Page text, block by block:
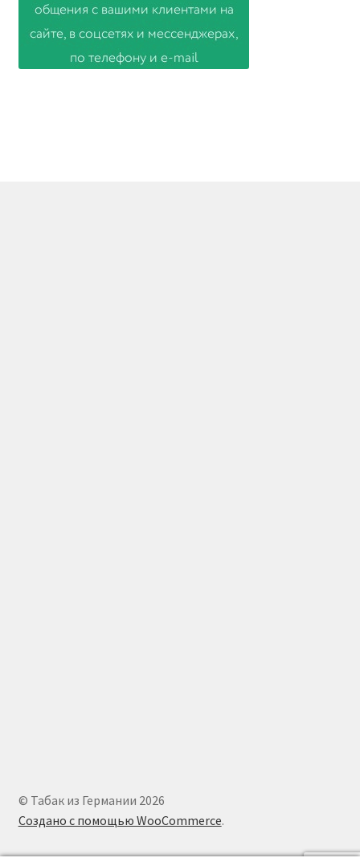
© Табак из Германии 2026
Создано с помощью WooCommerce.